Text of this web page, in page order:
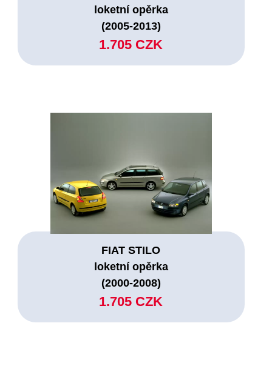
loketní opěrka
(2005-2013)
1.705 CZK
FIAT STILO
loketní opěrka
(2000-2008)
1.705 CZK